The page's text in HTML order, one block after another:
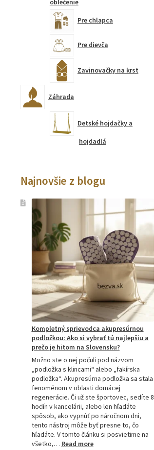
oblečenie
Pre chlapca
Pre dievča
Zavinovačky na krst
Záhrada
Detské hojdačky a
hojdadlá
Najnovšie z blogu
Kompletný sprievodca akupresúrnou
podložkou: Ako si vybrať tú najlepšiu a
prečo je hitom na Slovensku?
Možno ste o nej počuli pod názvom
„podložka s klincami“ alebo „fakírska
podložka“. Akupresúrna podložka sa stala
fenoménom v oblasti domácej
regenerácie. Či už ste športovec, sedíte 8
hodín v kancelárii, alebo len hľadáte
spôsob, ako vypnúť po náročnom dni,
tento nástroj môže byť presne to, čo
hľadáte. V tomto článku si posvietime na
všetko,… Read more: